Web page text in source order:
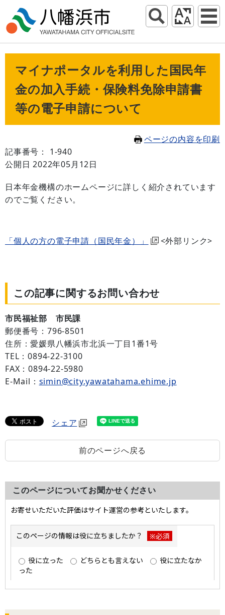
マイナポータルを利用した国民年
金の加入手続・保険料免除申請書
等の電子申請について
ページの内容を印刷
記事番号： 1-940
公開日 2022年05月12日
日本年金機構のホームページに詳しく紹介されています
のでご覧ください。
「個人の方の電子申請（国民年金）」 <外部リンク>
この記事に関するお問い合わせ
市民福祉部 市民課
郵便番号：796-8501
住所：愛媛県八幡浜市北浜一丁目1番1号
TEL：0894-22-3100
FAX：0894-22-5980
E-Mail： simin@city.yawatahama.ehime.jp
シェア
前のページへ戻る
このページについてお聞かせください